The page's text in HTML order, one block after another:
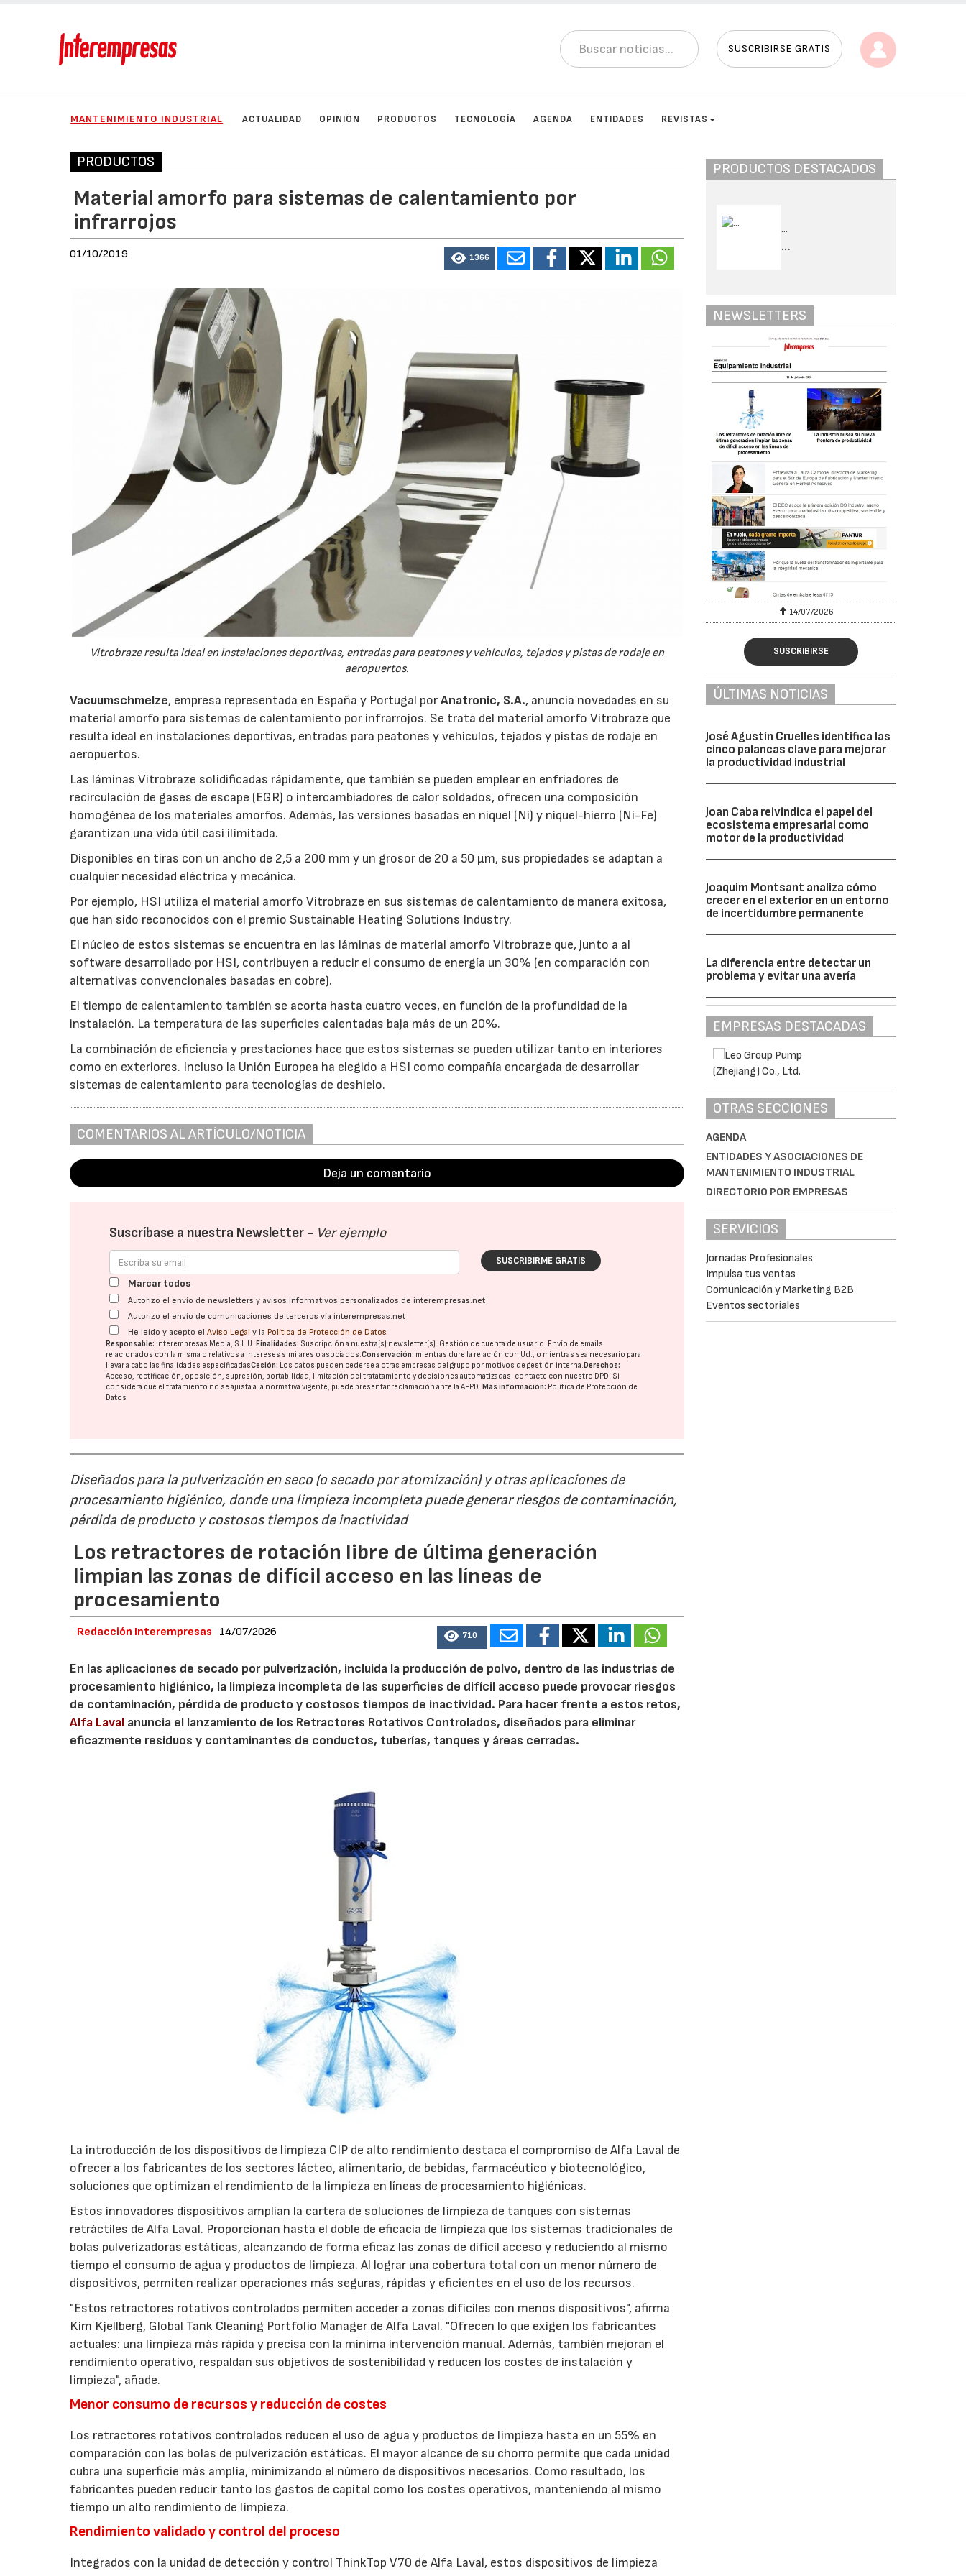
SUSCRIBIRSE GRATIS
MANTENIMIENTO INDUSTRIAL ACTUALIDAD OPINIÓN PRODUCTOS TECNOLOGÍA AGENDA ENTIDADES REVISTAS
PRODUCTOS
Material amorfo para sistemas de calentamiento por
infrarrojos
01/10/2019 1366
Vitrobraze resulta ideal en instalaciones deportivas, entradas para peatones y vehículos, tejados y pistas de rodaje en
aeropuertos.
Vacuumschmelze, empresa representada en España y Portugal porAnatronic, S.A., anuncia novedades en su
material amorfo para sistemas de calentamiento por infrarrojos. Se trata del material amorfo Vitrobraze que
resulta ideal en instalaciones deportivas, entradas para peatones y vehículos, tejados y pistas de rodaje en
aeropuertos.
Las láminas Vitrobraze solidificadas rápidamente, que también se pueden emplear en enfriadores de
recirculación de gases de escape (EGR) o intercambiadores de calor soldados, ofrecen una composición
homogénea de los materiales amorfos. Además, las versiones basadas en níquel (Ni) y níquel-hierro (Ni-Fe)
garantizan una vida útil casi ilimitada.
Disponibles en tiras con un ancho de 2,5 a 200 mm y un grosor de 20 a 50 µm, sus propiedades se adaptan a
cualquier necesidad eléctrica y mecánica.
Por ejemplo, HSI utiliza el material amorfo Vitrobraze en sus sistemas de calentamiento de manera exitosa,
que han sido reconocidos con el premio Sustainable Heating Solutions Industry.
El núcleo de estos sistemas se encuentra en las láminas de material amorfo Vitrobraze que, junto a al
software desarrollado por HSI, contribuyen a reducir el consumo de energía un 30% (en comparación con
alternativas convencionales basadas en cobre).
El tiempo de calentamiento también se acorta hasta cuatro veces, en función de la profundidad de la
instalación. La temperatura de las superficies calentadas baja más de un 20%.
La combinación de eficiencia y prestaciones hace que estos sistemas se pueden utilizar tanto en interiores
como en exteriores. Incluso la Unión Europea ha elegido a HSI como compañía encargada de desarrollar
sistemas de calentamiento para tecnologías de deshielo.
COMENTARIOS AL ARTÍCULO/NOTICIA
Deja un comentario
Suscríbase a nuestra Newsletter - Ver ejemplo
SUSCRIBIRME GRATIS
Marcar todos
Autorizo el envío de newsletters y avisos informativos personalizados de interempresas.net
Autorizo el envío de comunicaciones de terceros vía interempresas.net
He leído y acepto elAviso Legal y la Política de Protección de Datos
Responsable: Interempresas Media, S.L.U. Finalidades: Suscripción a nuestra(s) newsletter(s). Gestión de cuenta de usuario. Envío de emails
relacionados con la misma o relativos a intereses similares o asociados.Conservación: mientras dure la relación con Ud., o mientras sea necesario para
llevar a cabo las finalidades especificadasCesión: Los datos pueden cederse a otras empresas del grupo por motivos de gestión interna. Derechos:
Acceso, rectificación, oposición, supresión, portabilidad, limitación del tratatamiento y decisiones automatizadas: contacte con nuestro DPD. Si
considera que el tratamiento no se ajusta a la normativa vigente, puede presentar reclamación ante laAEPD. Más información: Política de Protección de
Datos
Diseñados para la pulverización en seco (o secado por atomización) y otras aplicaciones de
procesamiento higiénico, donde una limpieza incompleta puede generar riesgos de contaminación,
pérdida de producto y costosos tiempos de inactividad
Los retractores de rotación libre de última generación
limpian las zonas de difícil acceso en las líneas de
procesamiento
Redacción Interempresas 14/07/2026 710
En las aplicaciones de secado por pulverización, incluida la producción de polvo, dentro de las industrias de
procesamiento higiénico, la limpieza incompleta de las superficies de difícil acceso puede provocar riesgos
de contaminación, pérdida de producto y costosos tiempos de inactividad. Para hacer frente a estos retos,
Alfa Laval anuncia el lanzamiento de los Retractores Rotativos Controlados, diseñados para eliminar
eficazmente residuos y contaminantes de conductos, tuberías, tanques y áreas cerradas.
La introducción de los dispositivos de limpieza CIP de alto rendimiento destaca el compromiso de Alfa Laval de
ofrecer a los fabricantes de los sectores lácteo, alimentario, de bebidas, farmacéutico y biotecnológico,
soluciones que optimizan el rendimiento de la limpieza en líneas de procesamiento higiénicas.
Estos innovadores dispositivos amplían la cartera de soluciones de limpieza de tanques con sistemas
retráctiles de Alfa Laval. Proporcionan hasta el doble de eficacia de limpieza que los sistemas tradicionales de
bolas pulverizadoras estáticas, alcanzando de forma eficaz las zonas de difícil acceso y reduciendo al mismo
tiempo el consumo de agua y productos de limpieza. Al lograr una cobertura total con un menor número de
dispositivos, permiten realizar operaciones más seguras, rápidas y eficientes en el uso de los recursos.
"Estos retractores rotativos controlados permiten acceder a zonas difíciles con menos dispositivos", afirma
Kim Kjellberg, Global Tank Cleaning Portfolio Manager de Alfa Laval. "Ofrecen lo que exigen los fabricantes
actuales: una limpieza más rápida y precisa con la mínima intervención manual. Además, también mejoran el
rendimiento operativo, respaldan sus objetivos de sostenibilidad y reducen los costes de instalación y
limpieza", añade.
Menor consumo de recursos y reducción de costes
Los retractores rotativos controlados reducen el uso de agua y productos de limpieza hasta en un 55% en
comparación con las bolas de pulverización estáticas. El mayor alcance de su chorro permite que cada unidad
cubra una superficie más amplia, minimizando el número de dispositivos necesarios. Como resultado, los
fabricantes pueden reducir tanto los gastos de capital como los costes operativos, manteniendo al mismo
tiempo un alto rendimiento de limpieza.
Rendimiento validado y control del proceso
Integrados con la unidad de detección y control ThinkTop V70 de Alfa Laval, estos dispositivos de limpieza
PRODUCTOS DESTACADOS
...
...
NEWSLETTERS
14/07/2026 14/07/2026
SUSCRIBIRSE
ÚLTIMAS NOTICIAS
José Agustín Cruelles identifica las
cinco palancas clave para mejorar
la productividad industrial
Joan Caba reivindica el papel del
ecosistema empresarial como
motor de la productividad
Joaquim Montsant analiza cómo
crecer en el exterior en un entorno
de incertidumbre permanente
La diferencia entre detectar un
problema y evitar una avería
EMPRESAS DESTACADAS
OTRAS SECCIONES
AGENDA
ENTIDADES Y ASOCIACIONES DE
MANTENIMIENTO INDUSTRIAL
DIRECTORIO POR EMPRESAS
SERVICIOS
Jornadas Profesionales
Impulsa tus ventas
Comunicación y Marketing B2B
Eventos sectoriales